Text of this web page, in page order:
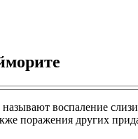
воспаление
поражения других